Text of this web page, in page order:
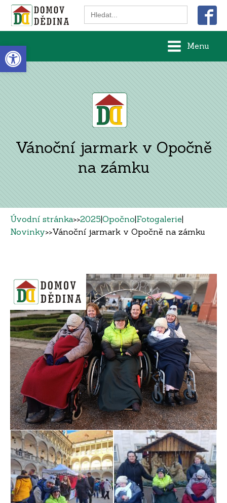
Open toolbar
Search
for:
Menu
Vánoční jarmark v Opočně
na zámku
Úvodní stránka>>2025|Opočno|Fotogalerie|
Novinky>>Vánoční jarmark v Opočně na zámku